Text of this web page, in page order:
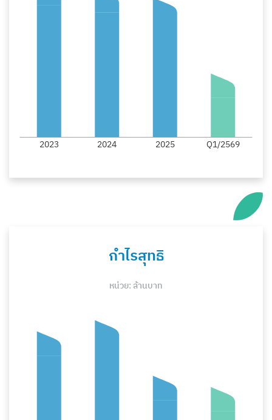
กำไรสุทธิ
หน่วย: ล้านบาท